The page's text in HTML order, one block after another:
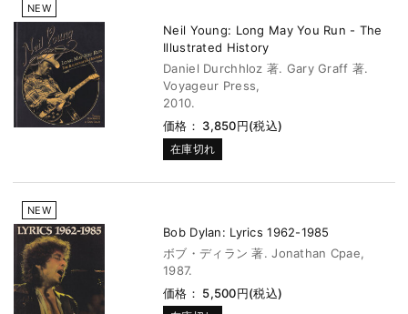
NEW
Neil Young: Long May You Run - The
Illustrated History
Daniel Durchhloz 著. Gary Graff 著.
Voyageur Press,
2010.
価格： 3,850円(税込)
在庫切れ
NEW
Bob Dylan: Lyrics 1962-1985
ボブ・ディラン 著. Jonathan Cpae,
1987.
価格： 5,500円(税込)